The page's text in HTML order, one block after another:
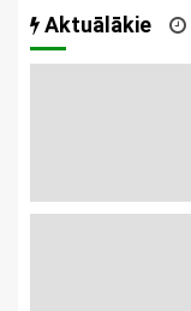
Aktuālākie